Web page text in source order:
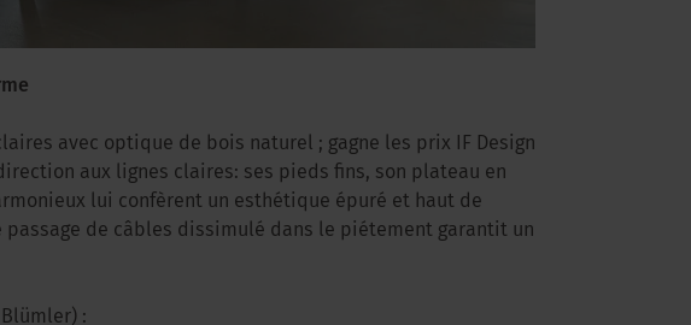
avec optique de bois naturel ; gagne les prix IF Design
aux lignes claires: ses pieds fins, son plateau en
lui confèrent un esthétique épuré et haut de
de câbles dissimulé dans le piétement garantit un
: